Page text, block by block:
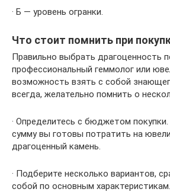
· Б — уровень огранки.
Что стоит помнить при
Правильно выбрать драгоценность
профессиональный геммолог или
возможность взять с собой
всегда, желательно помнить о
· Определитесь с бюджетом
сумму вы готовы потратить на
драгоценный камень.
· Подберите несколько вариантов,
собой по основным характеристикам.